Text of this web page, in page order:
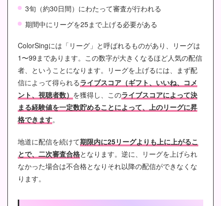
3旬（約30日間）にわたって審査が行われる
期間中にリーグを25まで上げる必要がある
ColorSingには「リーグ」と呼ばれるものがあり、リーグは
1〜99まであります。この数字が大きくなるほど人気の配信
者、ということになります。リーグを上げるには、まず配
信によって得られるライブスコア（ギフト、いいね、コメ
ント、視聴者数） を獲得し、このライブスコアによって決
まる経験値を一定数貯めることによって、上のリーグに昇
格できます。
地道に配信を続けて期限内に25リーグよりも上に上がるこ
とで、二次審査合格となります。逆に、リーグを上げられ
なかった場合は不合格となりそれ以降の配信ができなくな
ります。